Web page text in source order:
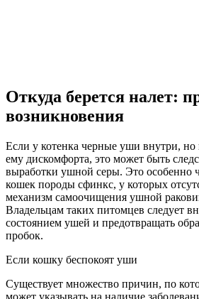
Откуда берется налет:
возникновения
Если у котенка черные уши внутри, но
ему дискомфорта, это может быть
выработки ушной серы. Это особенно
кошек породы сфинкс, у которых
механизм самоочищения ушной
Владельцам таких питомцев следует
состоянием ушей и предотвращать
пробок.
Если кошку беспокоят уши
Существует множество причин, по
может указывать на наличие